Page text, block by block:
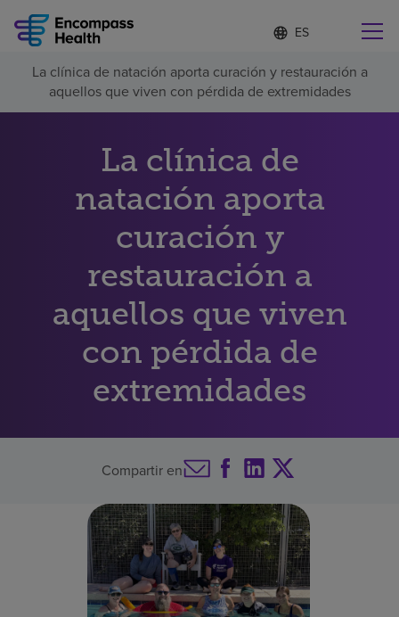
Lista
de
idiomas
contraída
d
o
m
a
l
e
c
c
i
o
a
o
Encuentre una localidad cerca de usted
Por qué debe elegirnos
Pacientes y cuidadores
Recursos de salud
Acerca de nosotros
Pagar mi factura
La clínica de natación aporta curación y restauración a
aquellos que viven con pérdida de extremidades
La clínica de
natación aporta
curación y
restauración a
aquellos que viven
con pérdida de
extremidades
Compartir en